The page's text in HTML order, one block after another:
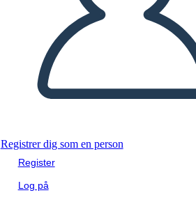
Registrer dig som en person
Register
Log på